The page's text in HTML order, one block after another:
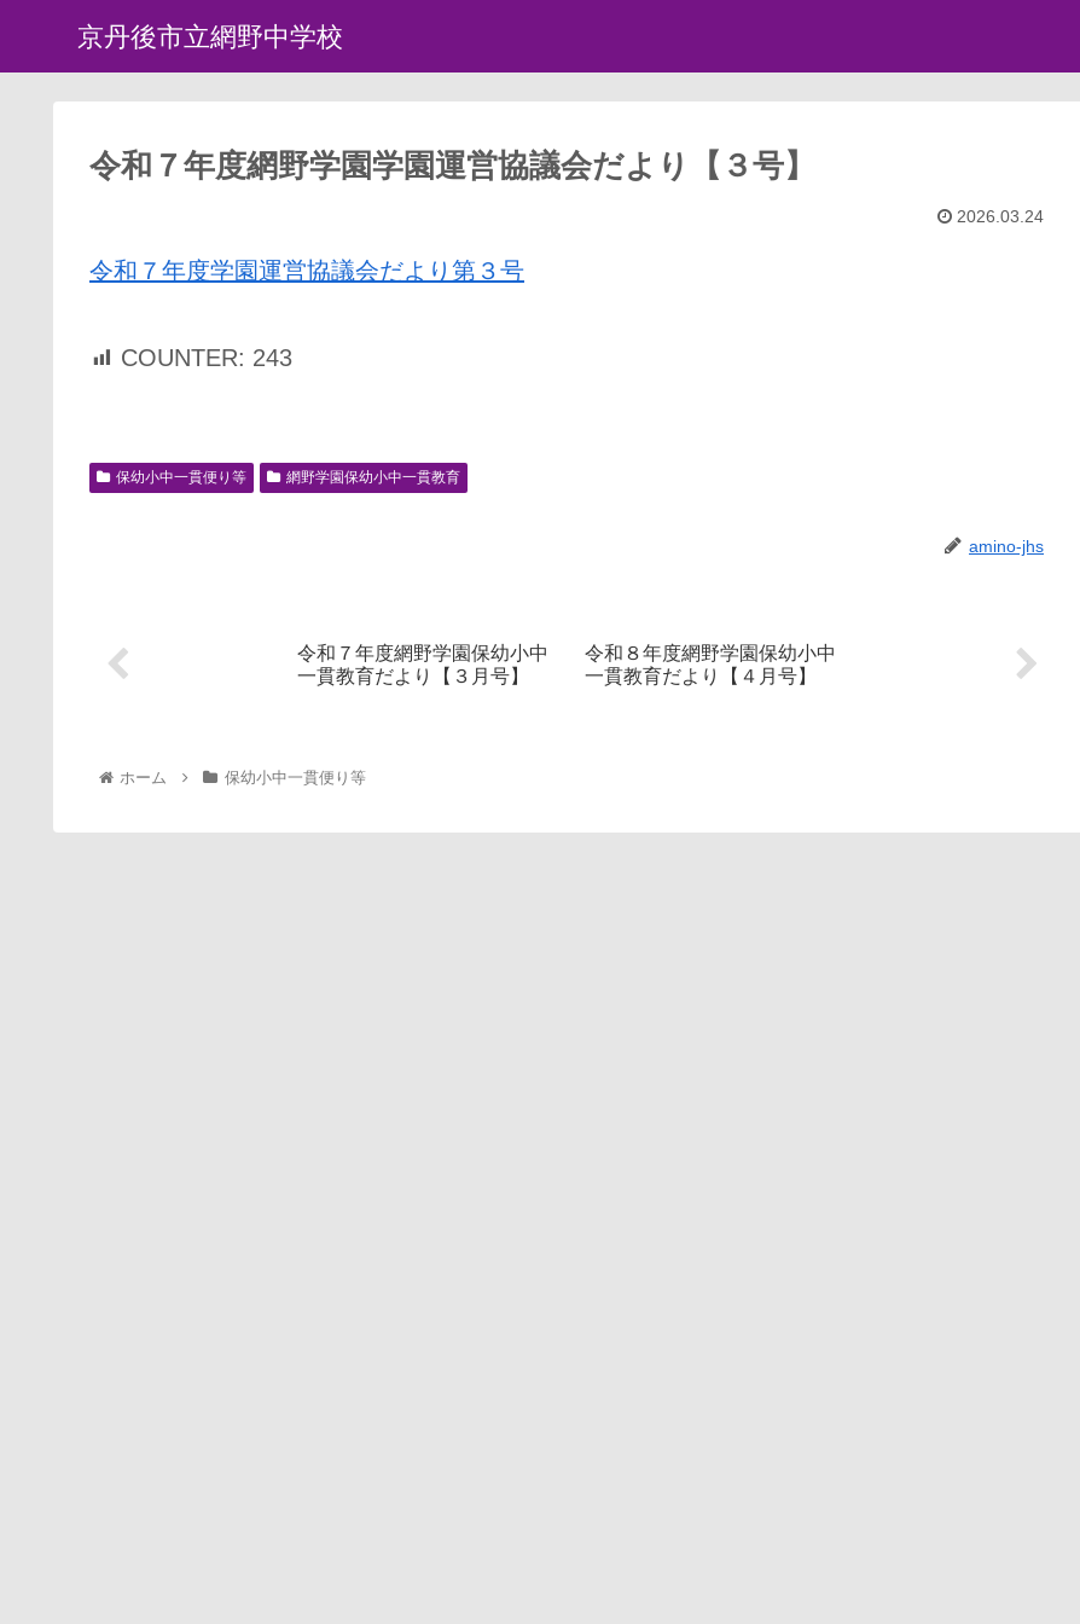
京丹後市立網野中学校
令和７年度網野学園学園運営協議会だより【３号】
2026.03.24
令和７年度学園運営協議会だより第３号
COUNTER: 243
保幼小中一貫便り等 網野学園保幼小中一貫教育
amino-jhs
令和７年度網野学園保幼小中
一貫教育だより【３月号】
令和８年度網野学園保幼小中
一貫教育だより【４月号】
ホーム 保幼小中一貫便り等